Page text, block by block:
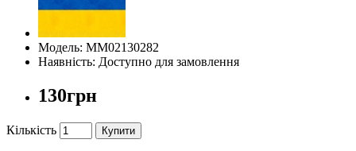
Модель: ММ02130282
Наявність: Доступно для замовлення
130грн
Кількість Купити